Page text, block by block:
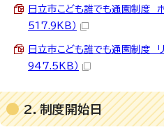
日立市こども誰でも通園制度
517.9KB）
日立市こども誰でも通園制度 リ
947.5KB）
2．制度開始日